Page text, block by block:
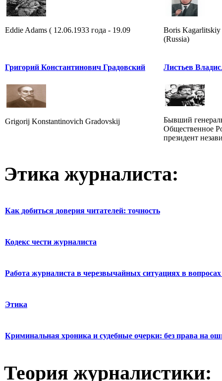
Eddie Adams ( 12.06.1933 года - 19.09
Boris Kagarlitskiy
(Russia)
Григорий Константинович Градовский
Grigorij Konstantinovich Gradovskij
Листьев
Бывший
Общественное
президент
Этика журналиста:
Как добиться доверия читателей: точность
Кодекс чести журналиста
Работа журналиста в черезвычайных ситуациях в вопросах
Этика
Криминальная хроника и судебные очерки: без права на
Теория журналистики: